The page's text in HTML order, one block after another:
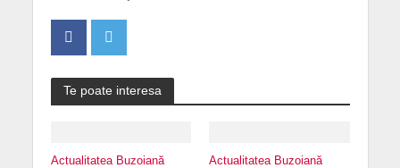
Te poate interesa
Actualitatea Buzoiană Actualitatea Buzoiană